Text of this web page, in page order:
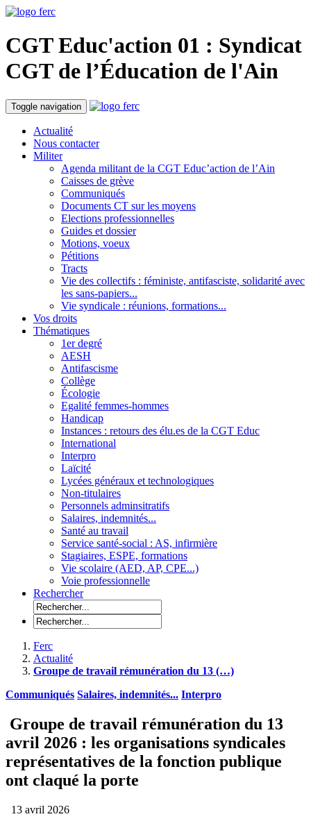
CGT Educ'action 01 : Syndicat
CGT de l’Éducation de l'Ain
Toggle navigation
Actualité
Nous contacter
Militer
Agenda militant de la CGT Educ’action de l’Ain
Caisses de grève
Communiqués
Documents CT sur les moyens
Elections professionnelles
Guides et dossier
Motions, voeux
Pétitions
Tracts
Vie des collectifs : féministe, antifasciste, solidarité avec
les sans-papiers...
Vie syndicale : réunions, formations...
Vos droits
Thématiques
1er degré
AESH
Antifascisme
Collège
Écologie
Egalité femmes-hommes
Handicap
Instances : retours des élu.es de la CGT Educ
International
Interpro
Laïcité
Lycées généraux et technologiques
Non-titulaires
Personnels adminsitratifs
Salaires, indemnités...
Santé au travail
Service santé-social : AS, infirmière
Stagiaires, ESPE, formations
Vie scolaire (AED, AP, CPE...)
Voie professionnelle
Rechercher
Ferc
Actualité
Groupe de travail rémunération du 13 (…)
Communiqués Salaires, indemnités... Interpro
Groupe de travail rémunération du 13
avril 2026 : les organisations syndicales
représentatives de la fonction publique
ont claqué la porte
13 avril 2026